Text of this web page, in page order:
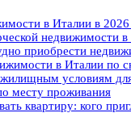
в Италии в 2026
недвижимости
приобрести
в Италии по
жилищным условиям
месту проживания
квартиру: кого